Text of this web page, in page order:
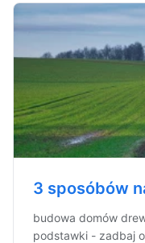
3 sposóbów
budowa domów
podstawki - zadbaj